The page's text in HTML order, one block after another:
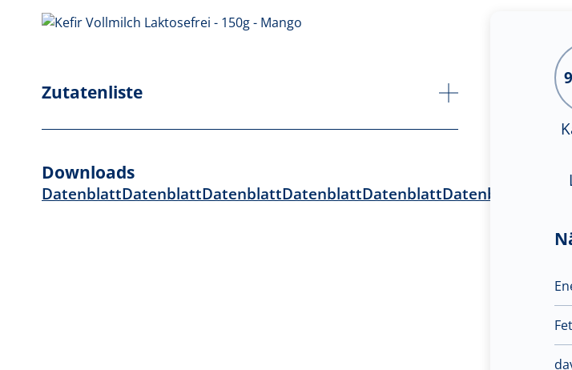
Zutatenliste
Downloads
DatenblattDatenblattDatenblattDatenblattDatenblattDatenblatt